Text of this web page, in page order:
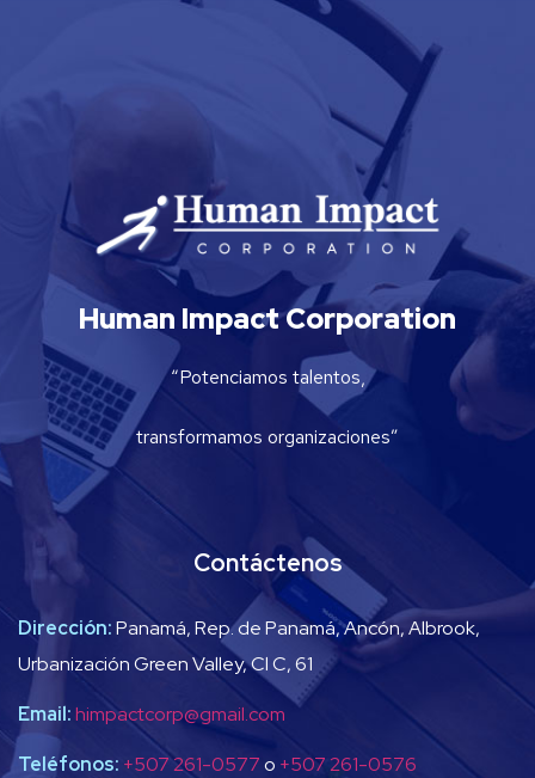
Human Impact Corporation
“Potenciamos talentos,
transformamos organizaciones”
Contáctenos
Dirección:Panamá, Rep. de Panamá, Ancón, Albrook,
Urbanización Green Valley, Cl C, 61
Email:himpactcorp@gmail.com
Teléfonos: +507 261-0577o +507 261-0576